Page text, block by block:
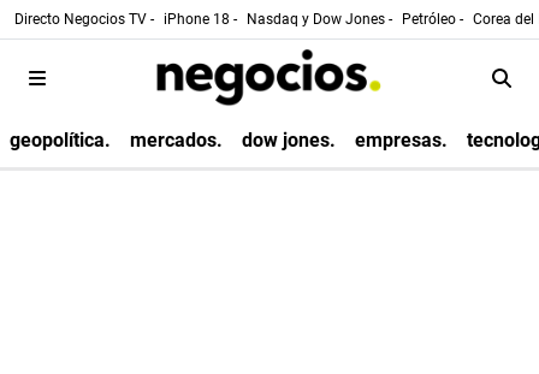
Directo Negocios TV - iPhone 18 - Nasdaq y Dow Jones - Petróleo - Corea
geopolítica. mercados. dow jones. empresas.